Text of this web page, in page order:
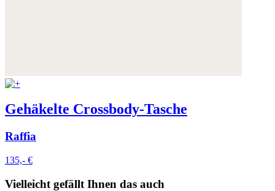
Gehäkelte Crossbody-Tasche
Raffia
135,- €
Vielleicht gefällt Ihnen das auch